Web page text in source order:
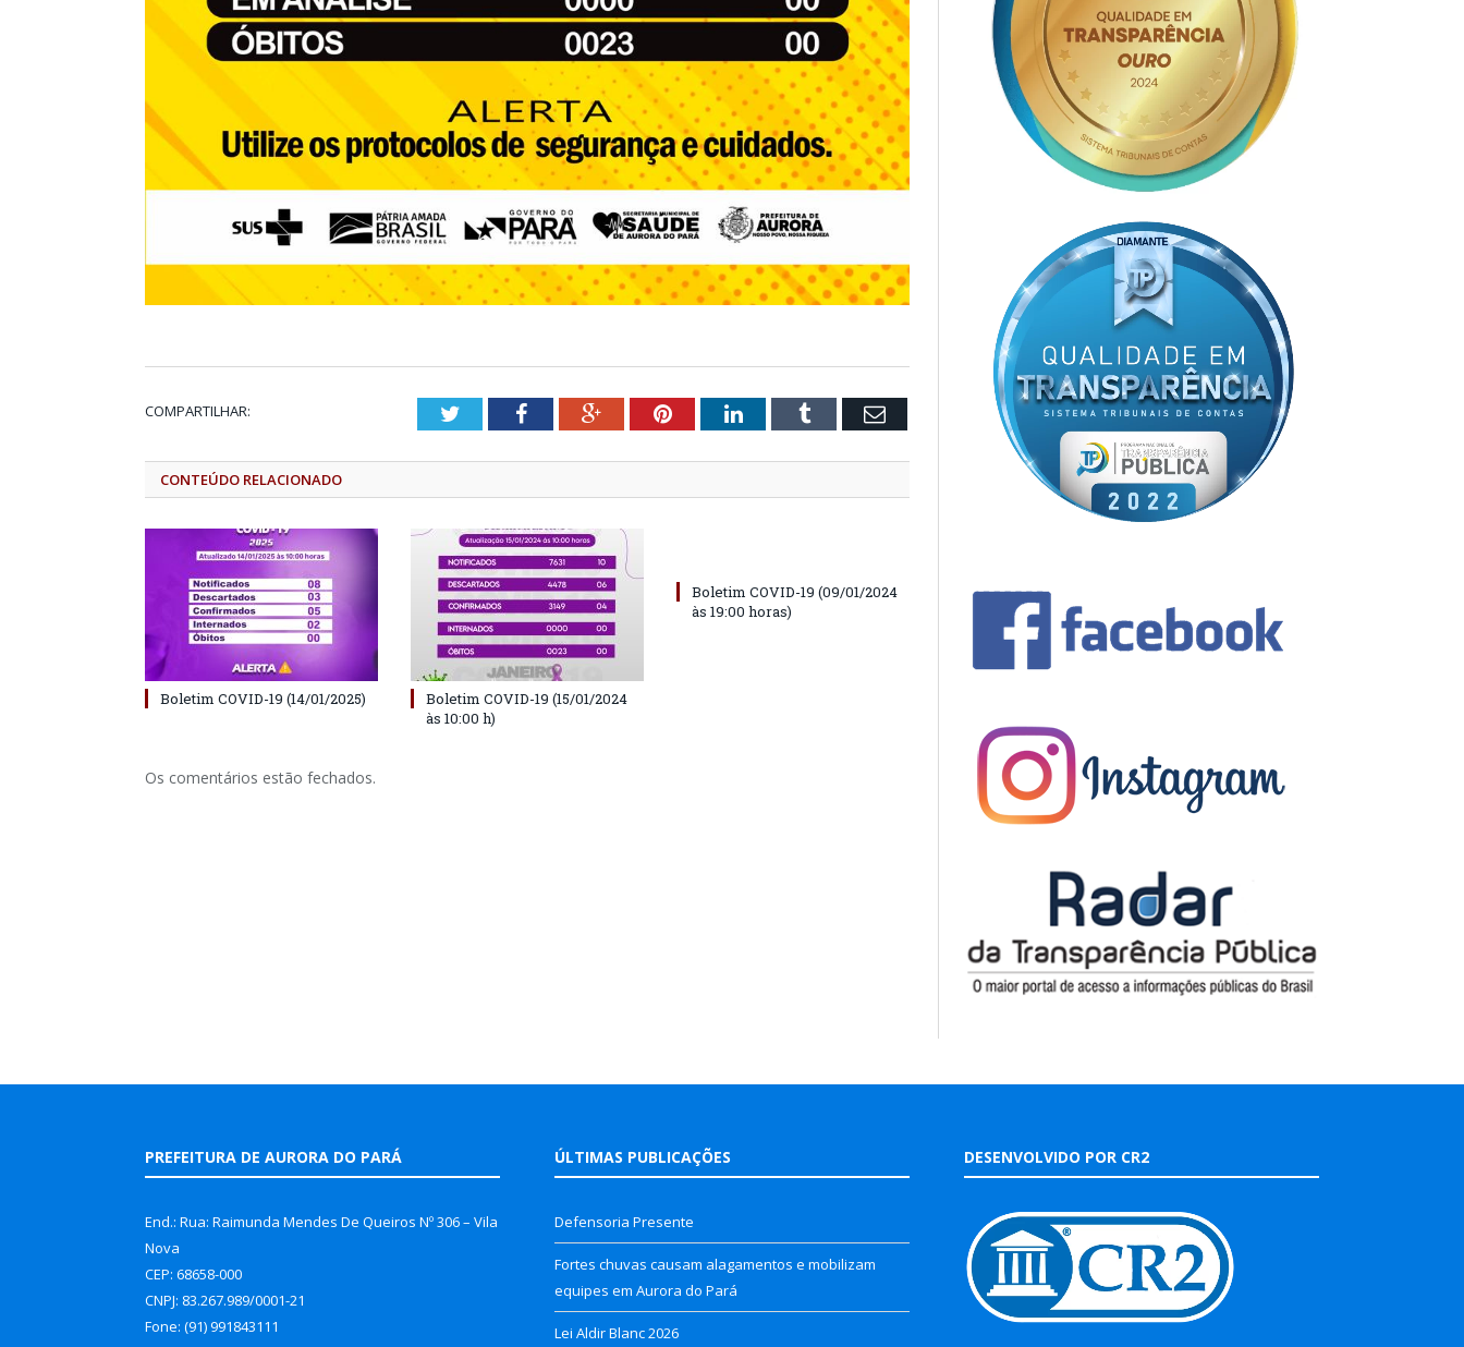
COMPARTILHAR: TwitterFacebookGoogle+PinterestLinkedInTumblr Email
CONTEÚDO RELACIONADO
Boletim COVID-19 (14/01/2025)
Boletim COVID-19 (15/01/2024
às 10:00 h)
Boletim COVID-19 (09/01/2024
às 19:00 horas)
Os comentários estão fechados.
PREFEITURA DE AURORA DO PARÁ
End.: Rua: Raimunda Mendes De Queiros Nº 306 – Vila
Nova
CEP: 68658-000
CNPJ: 83.267.989/0001-21
Fone: (91) 991843111
ÚLTIMAS PUBLICAÇÕES
Defensoria Presente
Fortes chuvas causam alagamentos e mobilizam
equipes em Aurora do Pará
Lei Aldir Blanc 2026
DESENVOLVIDO POR CR2